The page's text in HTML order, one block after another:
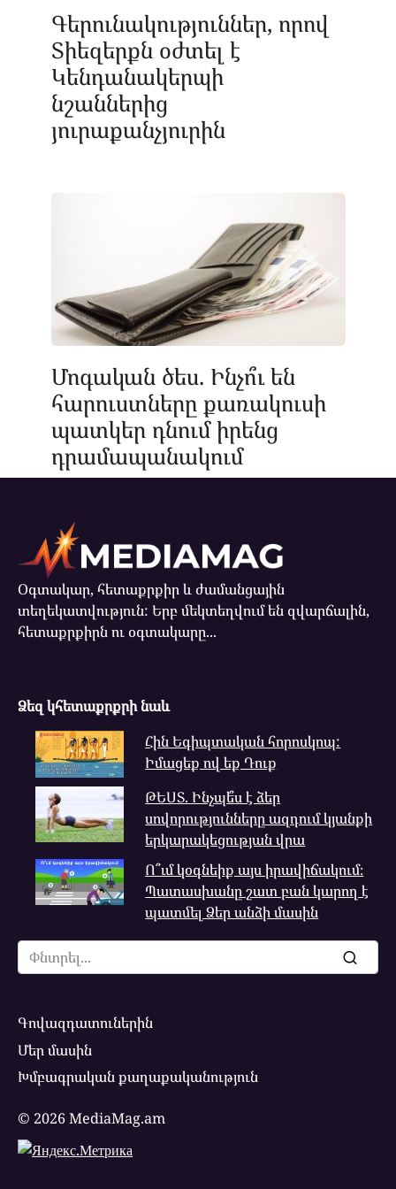
Գերունակություններ, որով
Տիեզերքն օժտել է
Կենդանակերպի
նշաններից
յուրաքանչյուրին
Մոգական ծես. Ինչո՞ւ են
հարուստները քառակուսի
պատկեր դնում իրենց
դրամապանակում
Օգտակար, հետաքրքիր և ժամանցային
տեղեկատվություն: Երբ մեկտեղվում են զվարճալին,
հետաքրքիրն ու օգտակարը...
Ձեզ կհետաքրքրի նաև
Հին Եգիպտական հորոսկոպ:
Իմացեք ով եք Դուք
ԹԵՍՏ. Ինչպե՞ս է ձեր
սովորությունները ազդում կյանքի
երկարակեցության վրա
Ո՞ւմ կօգնեիք այս իրավիճակում։
Պատասխանը շատ բան կարող է
պատմել Ձեր անձի մասին
Search
for:
Գովազդատուներին
Մեր մասին
Խմբագրական քաղաքականություն
© 2026 MediaMag.am